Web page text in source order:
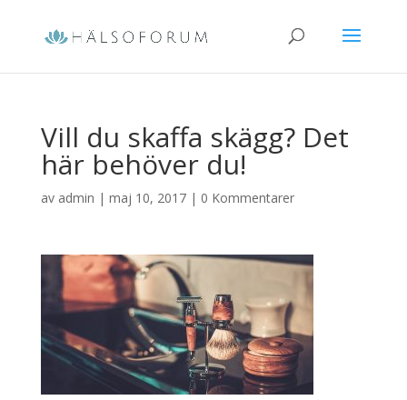
Vill du skaffa skägg? Det
här behöver du!
av admin | maj 10, 2017| 0 Kommentarer